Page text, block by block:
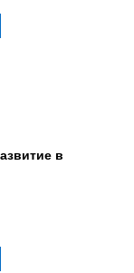
в